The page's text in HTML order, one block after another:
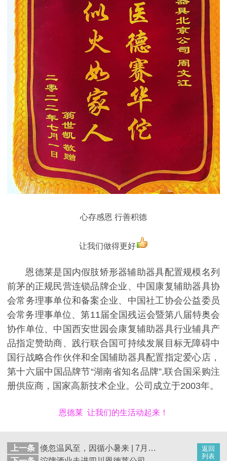
心存感恩 行善积德
让我们做得更好
恩德莱是国内假肢矫形器辅助器具配置规模名列
前茅的正规民营连锁品牌企业、中国康复辅助器具协
会常务理事单位和备案企业、中国社工协会公益委员
会常务理事单位、第11届全国残运会暨第八届特奥会
协作单位、中国西安世园会康复辅助器具行业辅具产
品指定赞助商、践行联合国可持续发展目标无障碍中
国行战略合作伙伴和全国辅助器具配置指定爱心店，
第十六届中国品牌节“湖南省知名品牌”,联合国采购注
册供应商，国家高新技术企业。公司成立于2003年。
恩德莱 让我们的生活动起来！
返回
列表
上一条
倏忽温风至，因循小暑来 | 7月7日迎来小暑，大家注意防暑降温